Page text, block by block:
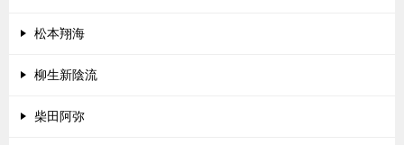
松本翔海
柳生新陰流
柴田阿弥